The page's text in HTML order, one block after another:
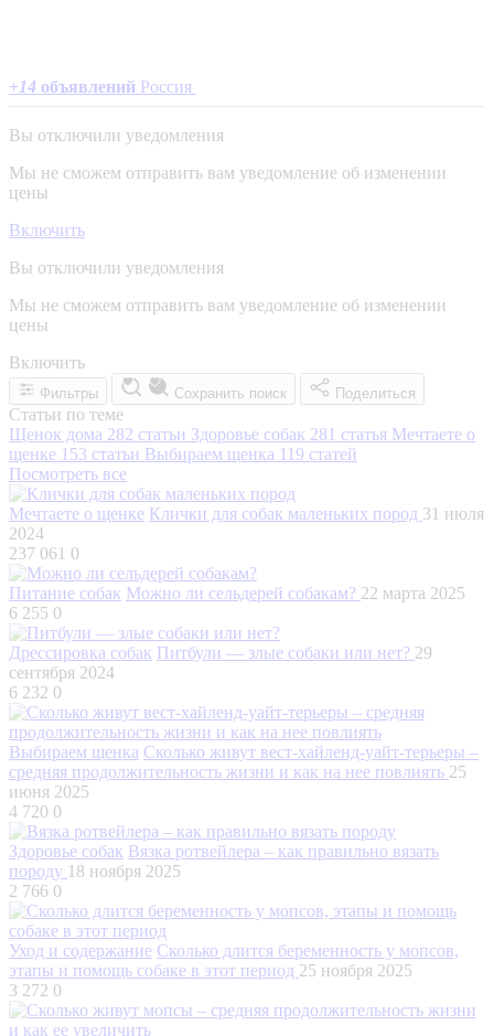
+14 объявлений Россия
Вы отключили уведомления
Мы не сможем отправить вам уведомление об изменении
цены
Включить
Вы отключили уведомления
Мы не сможем отправить вам уведомление об изменении
цены
Включить
Фильтры Сохранить поиск Поделиться
Статьи по теме
Щенок дома 282 статьи Здоровье собак 281 статья Мечтаете о
щенке 153 статьи Выбираем щенка 119 статей
Посмотреть все
Мечтаете о щенке Клички для собак маленьких пород 31 июля
2024
237 061 0
Питание собак Можно ли сельдерей собакам? 22 марта 2025
6 255 0
Дрессировка собак Питбули — злые собаки или нет? 29
сентября 2024
6 232 0
Выбираем щенка Сколько живут вест-хайленд-уайт-терьеры –
средняя продолжительность жизни и как на нее повлиять 25
июня 2025
4 720 0
Здоровье собак Вязка ротвейлера – как правильно вязать
породу 18 ноября 2025
2 766 0
Уход и содержание Сколько длится беременность у мопсов,
этапы и помощь собаке в этот период 25 ноября 2025
3 272 0